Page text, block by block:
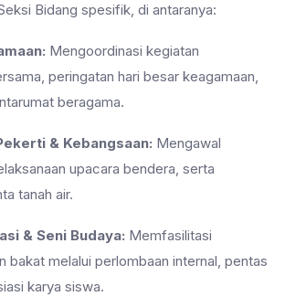
Bidang spesifik, di antaranya:
Mengoordinasi kegiatan
peringatan hari besar keagamaan,
beragama.
& Kebangsaan: Mengawal
upacara bendera, serta
tanah air.
& Seni Budaya: Memfasilitasi
bakat melalui perlombaan internal, pentas
karya siswa.